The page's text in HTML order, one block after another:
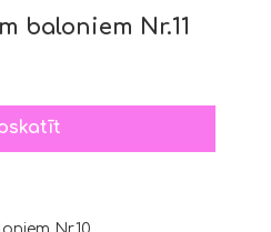
baloniem Nr.11